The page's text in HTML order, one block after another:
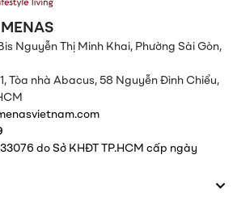
Nguyễn Thị Minh Khai, Phường Sài Gòn,
Tòa nhà Abacus, 58 Nguyễn Đình Chiểu,
do Sở KHĐT TP.HCM cấp ngày